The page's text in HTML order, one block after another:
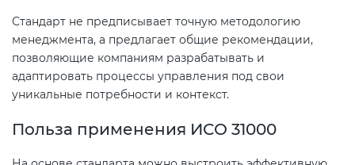
Стандарт не предписывает точную методологию
менеджмента, а предлагает общие рекомендации,
позволяющие компаниям разрабатывать и
адаптировать процессы управления под свои
уникальные потребности и контекст.
Польза применения ИСО 31000
Остальное
БАДы
Декларирование пищевой
продукции (ТР ТС 021)
Декларирование алкогольной